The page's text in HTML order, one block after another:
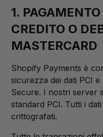
1.
CREDITO O
MASTERCARD
Shopify Payments è
sicurezza dei dati PCI
Secure. I nostri server
standard PCI. Tutti i
crittografati.